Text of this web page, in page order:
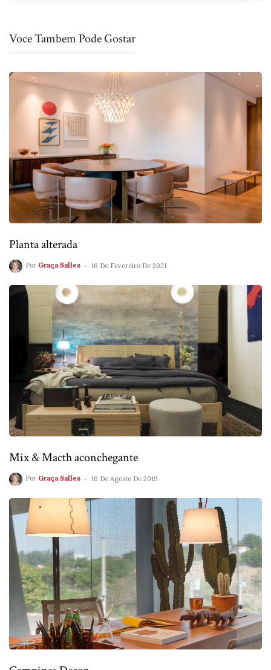
Voce Tambem Pode Gostar
Planta alterada
Por Graça Salles 16 De Fevereiro De 2021
Mix & Macth aconchegante
Por Graça Salles 16 De Agosto De 2019